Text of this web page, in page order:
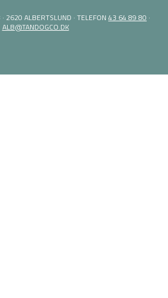
2620 ALBERTSLUND · TELEFON 43 64 89 80 ·
ALB@TANDOGCO.DK